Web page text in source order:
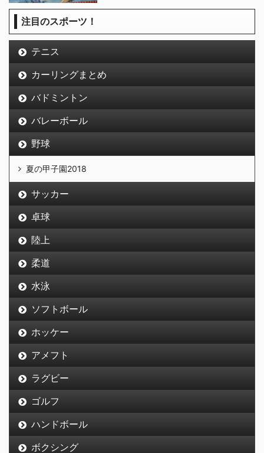
注目のスポーツ！
テニス
カーリングまとめ
バドミントン
バレーボール
野球
夏の甲子園2018
サッカー
卓球
陸上
柔道
水泳
ソフトボール
ホッケー
アメフト
ラグビー
ゴルフ
ハンドボール
ボクシング